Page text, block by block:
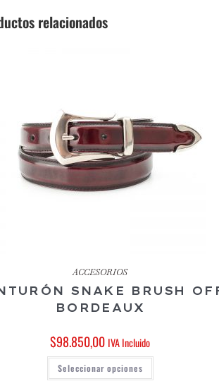
relacionados
ACCESORIOS
SNAKE BRUSH
BORDEAUX
$98.850,00 IVA Incluido
Seleccionar opciones